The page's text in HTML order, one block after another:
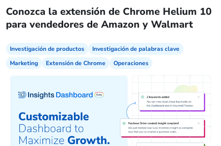
Conozca la extensión de Chrome Helium 10
para vendedores de Amazon y Walmart
Investigación de productos
Investigación de palabras clave
Marketing
Extensión de Chrome Operaciones